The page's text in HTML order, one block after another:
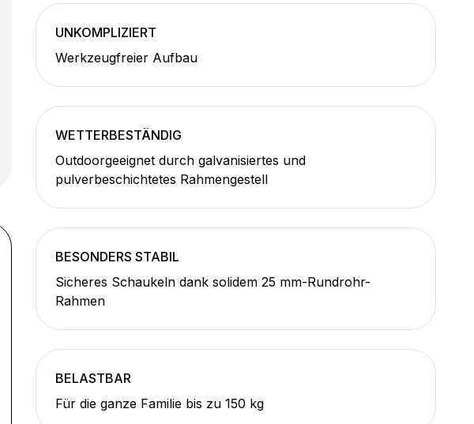
UNKOMPLIZIERT
Werkzeugfreier Aufbau
WETTERBESTÄNDIG
Outdoorgeeignet durch galvanisiertes und
pulverbeschichtetes Rahmengestell
BESONDERS STABIL
Sicheres Schaukeln dank solidem 25 mm-Rundrohr-
Rahmen
BELASTBAR
Für die ganze Familie bis zu 150 kg